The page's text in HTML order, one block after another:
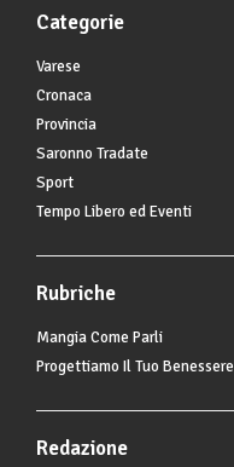
Categorie
Varese
Cronaca
Provincia
Saronno Tradate
Sport
Tempo Libero ed Eventi
Rubriche
Mangia Come Parli
Progettiamo Il Tuo Benessere
Redazione